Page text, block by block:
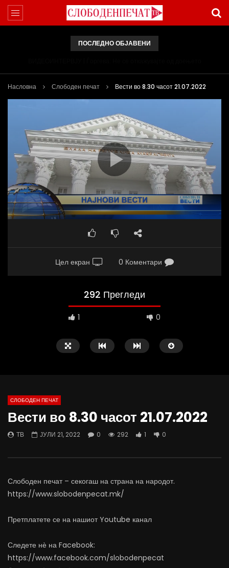
ПОСЛЕДНО ОБЈАВЕНИ
Насловна Слободен печат Вести во 8.30 часот 21.07.2022
Цел екран 0 Коментари
292 Прегледи
1 0
најевтини – каде пазаруваат
АВГУСТ 5, 2026
додека сме надвор од
СЛОБОДЕН ПЕЧАТ
Вести во 8.30 часот 21.07.2022
ТВ ЈУЛИ 21, 2022 0 292 1 0
Слободен печат – секогаш на страна на народот.
https://www.slobodenpecat.mk/
Претплатете се на нашиот Youtube канал
Следете нѐ на Facebook:
https://www.facebook.com/slobodenpecat